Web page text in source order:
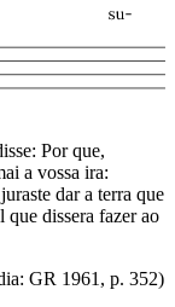
Por que,
a vossa ira:
dar a terra que
que dissera fazer ao
GR 1961, p. 352)